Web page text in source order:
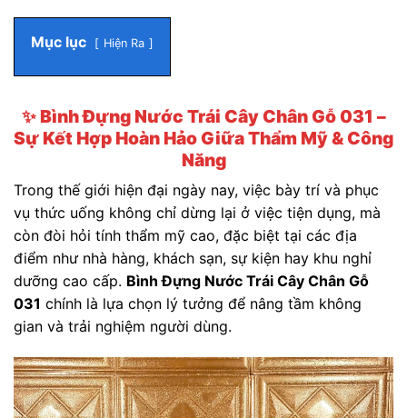
Mục lục Hiện Ra
✨ Bình Đựng Nước Trái Cây Chân Gỗ 031 –
Sự Kết Hợp Hoàn Hảo Giữa Thẩm Mỹ & Công
Năng
Trong thế giới hiện đại ngày nay, việc bày trí và phục
vụ thức uống không chỉ dừng lại ở việc tiện dụng, mà
còn đòi hỏi tính thẩm mỹ cao, đặc biệt tại các địa
điểm như nhà hàng, khách sạn, sự kiện hay khu nghỉ
dưỡng cao cấp. Bình Đựng Nước Trái Cây Chân Gỗ
031 chính là lựa chọn lý tưởng để nâng tầm không
gian và trải nghiệm người dùng.